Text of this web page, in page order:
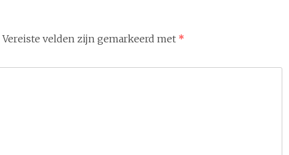
Vereiste velden zijn gemarkeerd met *